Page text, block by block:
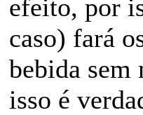
efeito, por
caso) fará
bebida sem
isso é